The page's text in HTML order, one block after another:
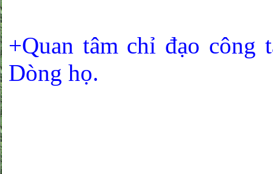
+Quan tâm chỉ đạo
Dòng họ.